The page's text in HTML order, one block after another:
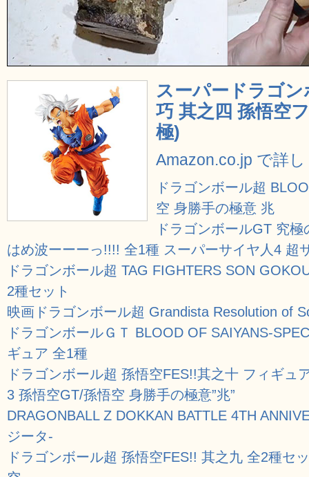
スーパードラゴ
巧 其之四 孫悟空
極)
Amazon.co.jp で詳
ドラゴンボール超
空 身勝手の極意 兆
ドラゴンボールGT 究
はめ波ーーーっ!!!! 全1種 スーパーサイヤ人4 超
ドラゴンボール超 TAG FIGHTERS SON
2種セット
映画ドラゴンボール超 Grandista Resolution of
ドラゴンボールＧＴ BLOOD OF SAIYANS-
ギュア 全1種
ドラゴンボール超 孫悟空FES!!其之十 フィギュ
3 孫悟空GT/孫悟空 身勝手の極意”兆”
DRAGONBALL Z DOKKAN BATTLE 4TH
ジータ-
ドラゴンボール超 孫悟空FES!! 其之九 全2種セ